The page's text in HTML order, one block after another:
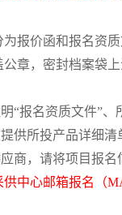
为报价函和报名资
章，密封档案袋
“报名资质文件”
供所投产品详细
商，请将项目报
供中心邮箱报名（